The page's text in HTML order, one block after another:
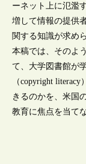
ーネット上に氾濫
増して情報の提供
関する知識が求め
本稿では、そのよ
て、大学図書館が
（copyright
きるのかを、米国
教育に焦点を当て